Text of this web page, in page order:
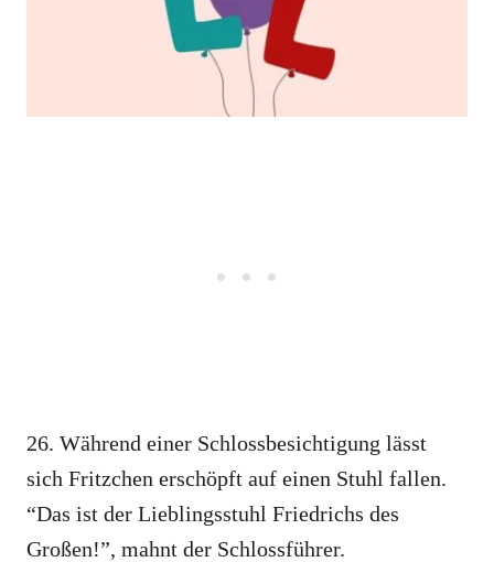
26. Während einer Schlossbesichtigung lässt
sich Fritzchen erschöpft auf einen Stuhl fallen.
“Das ist der Lieblingsstuhl Friedrichs des
Großen!”, mahnt der Schlossführer.